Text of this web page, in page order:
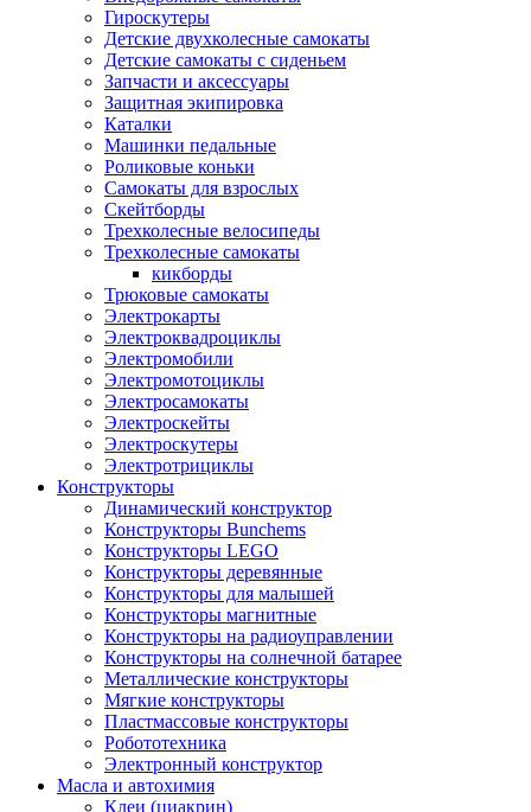
Гироскутеры
Детские двухколесные самокаты
Детские самокаты с сиденьем
Запчасти и аксессуары
Защитная экипировка
Каталки
Машинки педальные
Роликовые коньки
Самокаты для взрослых
Скейтборды
Трехколесные велосипеды
Трехколесные самокаты
кикборды
Трюковые самокаты
Электрокарты
Электроквадроциклы
Электромобили
Электромотоциклы
Электросамокаты
Электроскейты
Электроскутеры
Электротрициклы
Конструкторы
Динамический конструктор
Конструкторы Bunchems
Конструкторы LEGO
Конструкторы деревянные
Конструкторы для малышей
Конструкторы магнитные
Конструкторы на радиоуправлении
Конструкторы на солнечной батарее
Металлические конструкторы
Мягкие конструкторы
Пластмассовые конструкторы
Робототехника
Электронный конструктор
Масла и автохимия
Клеи (циакрин)